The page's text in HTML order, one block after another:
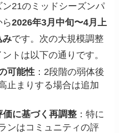
21のミッドシーズンパ
ら2026年3月中旬〜4月上
みです。次の大規模調整
トは以下の通りです。
可能性 ：2段階の弱体後
止まりする場合は追加
に基づく再調整 ：特に
ンはコミュニティの評